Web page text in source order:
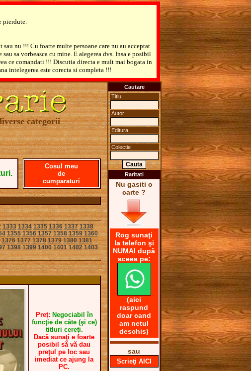
pierdute.
nu !!! Cu foarte multe persoane care nu au acceptat
sa vorbeasca cu mine. E alegerea dvs. Insa e posibil
ce comandati !!! Discutia directa e mult mai bogata in
intelegerea este corecta si completa !!!
categorii
Cosul meu
de
cumparaturi
1333 1334 1335 1336 1337 1338
1355 1356 1357 1358 1359 1360
1376 1377 1378 1379 1380 1381
1398 1399 1400 1401 1402 1403
Preţ: Negociabil în
funcţie de câte (şi ce)
titluri cereţi.
Dacă sunaţi e foarte
posibil să vă dau
preţul pe loc sau
imediat ce ajung la
PC.
Cautare
Titlu
Autor
Editura
Colectie
Raritati
Nu gasiti o
carte ?
Rog sunaţi
la telefon şi
NUMAI după
aceea pe:
(aici
raspund
doar cand
am netul
deschis)
sau
Scrieţi AICI